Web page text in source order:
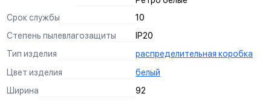
Посеребрённые контактные площадки
(90% Ag, 10% Ni) предотвращают выгорание контактов
выключателей
Схема подключения
нанесена на оборотной стороне механизма выключателя
Подпружиненный контакт
на токопроводящих элементах надежно фиксирует вилку
электроприборов и обеспечивает более долгий срок службы
Срок службы
10
Степень пылевлагозащиты
IP20
Тип изделия
распределительная коробка
Цвет изделия
белый
Ширина
92